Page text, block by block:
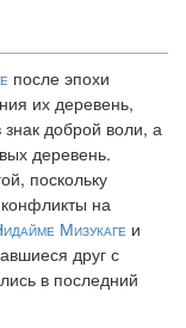
после эпохи
их деревень,
доброй воли, а
деревень.
поскольку
на
Мизукаге и
друг с
в последний